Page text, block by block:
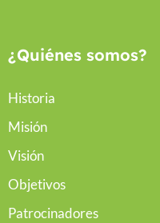
¿Quiénes somos?
Historia
Misión
Visión
Objetivos
Patrocinadores